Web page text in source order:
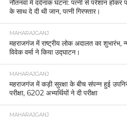
नौतनवां में दर्दनाक घटना: पत्नी से परेशान होकर
के साथ दे दी थी जान, पत्नी गिरफ्तार।
MAHARAJGANJ
महराजगंज में राष्ट्रीय लोक अदालत का शुभारंभ,
विवेक वर्मा ने किया उद्घाटन।
MAHARAJGANJ
महराजगंज में कड़ी सुरक्षा के बीच संपन्न हुई
परीक्षा, 6202 अभ्यर्थियों ने दी परीक्षा
MAHARAJGANJ